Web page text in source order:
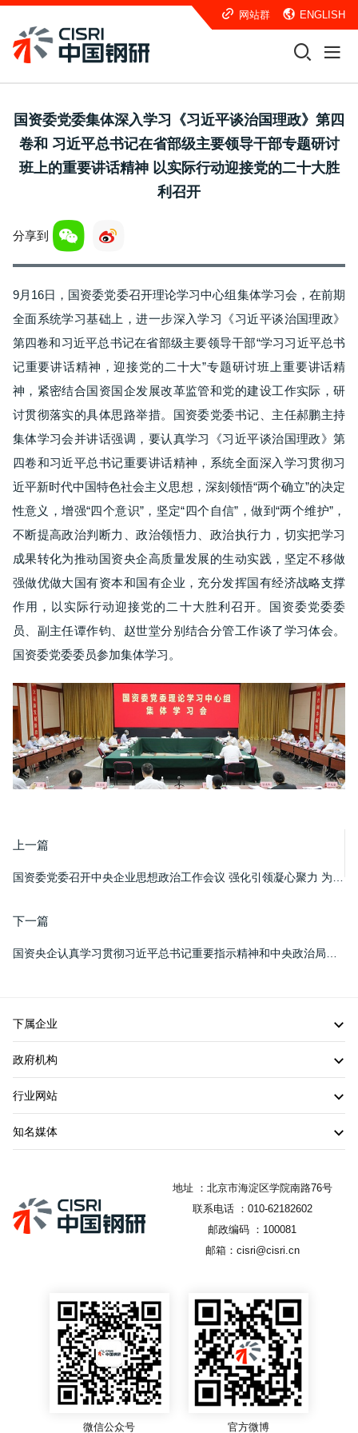
网站群 ENGLISH
国资委党委集体深入学习《习近平谈治国理政》第四
卷和 习近平总书记在省部级主要领导干部专题研讨
班上的重要讲话精神 以实际行动迎接党的二十大胜
利召开
分享到
9月16日，国资委党委召开理论学习中心组集体学习会，在前期
全面系统学习基础上，进一步深入学习《习近平谈治国理政》
第四卷和习近平总书记在省部级主要领导干部“学习习近平总书
记重要讲话精神，迎接党的二十大”专题研讨班上重要讲话精
神，紧密结合国资国企发展改革监管和党的建设工作实际，研
讨贯彻落实的具体思路举措。国资委党委书记、主任郝鹏主持
集体学习会并讲话强调，要认真学习《习近平谈治国理政》第
四卷和习近平总书记重要讲话精神，系统全面深入学习贯彻习
近平新时代中国特色社会主义思想，深刻领悟“两个确立”的决定
性意义，增强“四个意识”，坚定“四个自信”，做到“两个维护”，
不断提高政治判断力、政治领悟力、政治执行力，切实把学习
成果转化为推动国资央企高质量发展的生动实践，坚定不移做
强做优做大国有资本和国有企业，充分发挥国有经济战略支撑
作用，以实际行动迎接党的二十大胜利召开。国资委党委委
员、副主任谭作钧、赵世堂分别结合分管工作谈了学习体会。
国资委党委委员参加集体学习。
上一篇
国资委党委召开中央企业思想政治工作会议 强化引领凝心聚力 为国资央企喜迎二十大奋进新征程提供坚强思想政治保证
下一篇
国资央企认真学习贯彻习近平总书记重要指示精神和中央政治局会议精神 扎实做好当前各项重点工作 以实际行动迎接党的二十大胜利召开
下属企业
政府机构
行业网站
知名媒体
地址 ：北京市海淀区学院南路76号
联系电话 ：010-62182602
邮政编码 ：100081
邮箱：cisri@cisri.cn
微信公众号 官方微博